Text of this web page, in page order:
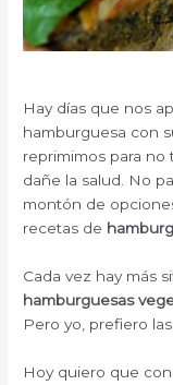
Hay días que nos
hamburguesa con
reprimimos para
dañe la salud. No
montón de
recetas de
Cada vez hay más
hamburguesas
Pero yo, prefiero las
Hoy quiero que